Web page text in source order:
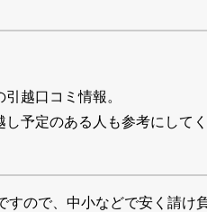
越口コミ情報。
予定のある人も参考にしてく
すので、中小などで安く請け